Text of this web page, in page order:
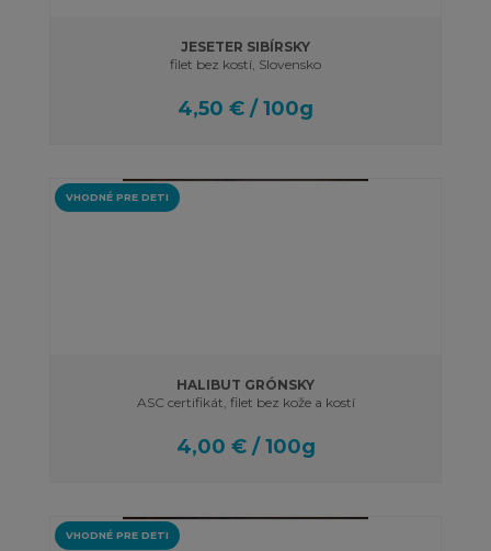
JESETER SIBÍRSKY
filet bez kostí, Slovensko
4,50 € / 100g
VHODNÉ PRE DETI
HALIBUT GRÓNSKY
ASC certifikát, filet bez kože a kostí
4,00 € / 100g
VHODNÉ PRE DETI